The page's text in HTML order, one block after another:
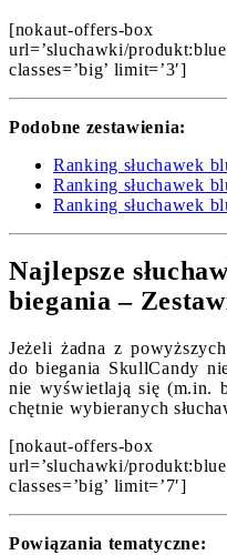
[nokaut-offers-
url=’sluchawki/
classes=’big’ limit=’3′]
Podobne zestawienia:
Ranking słuchawek
Ranking słuchawek
Ranking słuchawek
Najlepsze
biegania –
Jeżeli żadna z
do biegania SkullCandy
nie wyświetlają się (m.in.
chętnie wybieranych
[nokaut-offers-
url=’sluchawki/
classes=’big’ limit=’7′]
Powiązania tematyczne: